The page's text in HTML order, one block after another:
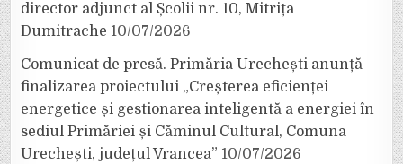
director adjunct al Școlii nr. 10, Mitrița
Dumitrache 10/07/2026
Comunicat de presă. Primăria Urechești anunță
finalizarea proiectului „Creșterea eficienței
energetice și gestionarea inteligentă a energiei în
sediul Primăriei și Căminul Cultural, Comuna
Urechești, județul Vrancea” 10/07/2026